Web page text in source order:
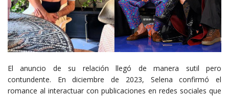
El anuncio de su relación llegó de manera sutil pero
contundente. En diciembre de 2023, Selena confirmó el
romance al interactuar con publicaciones en redes sociales que